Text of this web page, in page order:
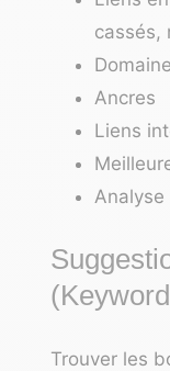
cassés,
Ancres
Liens
Trouver les